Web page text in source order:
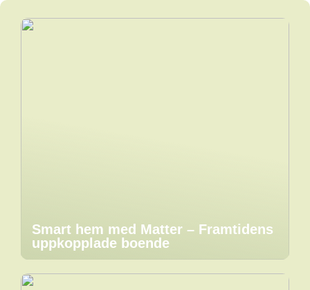
Smart hem med Matter – Framtidens
uppkopplade boende